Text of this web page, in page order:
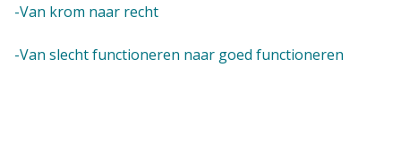
-Van krom naar recht
-Van slecht functioneren naar goed functioneren